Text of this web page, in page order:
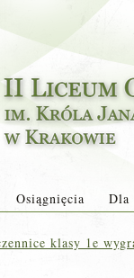
Osiągnięcia Dla
klasy 1e